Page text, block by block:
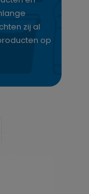
zij al
op